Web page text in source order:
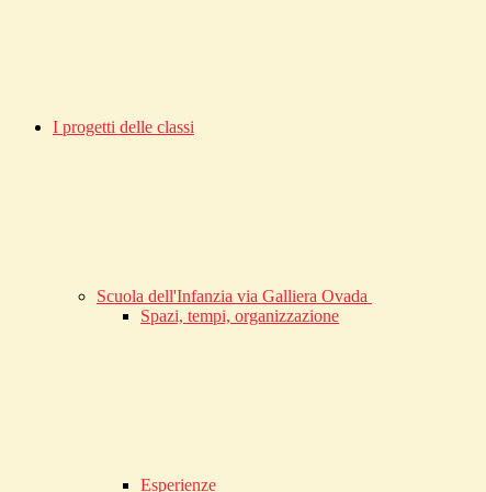
I progetti delle classi
Scuola dell'Infanzia via Galliera Ovada
Spazi, tempi, organizzazione
Esperienze